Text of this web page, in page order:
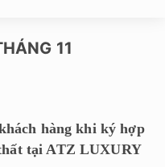
11
hàng khi ký hợp
tại ATZ LUXURY